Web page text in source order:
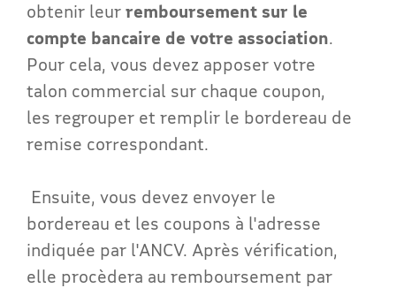
obtenir leur remboursement sur le
compte bancaire de votre association.
Pour cela, vous devez apposer votre
talon commercial sur chaque coupon,
les regrouper et remplir le bordereau de
remise correspondant.
Ensuite, vous devez envoyer le
bordereau et les coupons à l'adresse
indiquée par l'ANCV. Après vérification,
elle procèdera au remboursement par